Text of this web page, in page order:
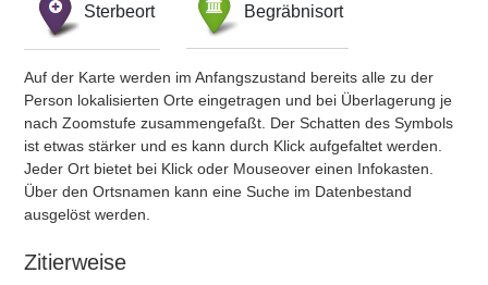
Sterbeort Begräbnisort
Auf der Karte werden im Anfangszustand bereits alle zu der
Person lokalisierten Orte eingetragen und bei Überlagerung je
nach Zoomstufe zusammengefaßt. Der Schatten des Symbols
ist etwas stärker und es kann durch Klick aufgefaltet werden.
Jeder Ort bietet bei Klick oder Mouseover einen Infokasten.
Über den Ortsnamen kann eine Suche im Datenbestand
ausgelöst werden.
Zitierweise